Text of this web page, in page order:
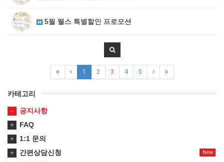
5월 웰스 특별할인 프로모션
1 2 3 4 5
카테고리
공지사항
FAQ
1:1 문의
New
간편상담신청